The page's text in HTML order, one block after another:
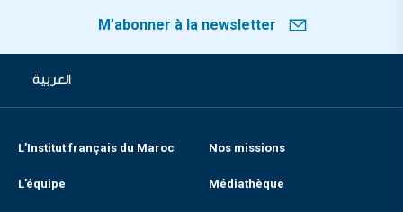
M’abonner à la newsletter
العربية
L’Institut français du Maroc Nos missions
L’équipe Médiathèque